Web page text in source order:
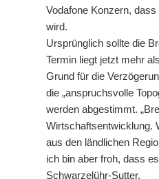
Vodafone Konzern,
wird.
Ursprünglich sollte die
Termin liegt jetzt mehr
Grund für die
die „anspruchsvolle
werden abgestimmt.
Wirtschaftsentwicklung.
aus den ländlichen
ich bin aber froh, dass
Schwarzelühr-Sutter.